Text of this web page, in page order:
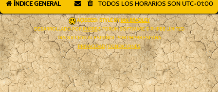
ÍNDICE GENERAL TODOS LOS HORARIOS SON UTC+01:00
AÇIEEED! STYLE BY IAN BRADLEY
DESARROLLADO PORPHPBB® FORUM SOFTWARE © PHPBB LIMITED
TRADUCCIÓN AL ESPAÑOL POR PHPBB ESPAÑA
PRIVACIDAD|CONDICIONES